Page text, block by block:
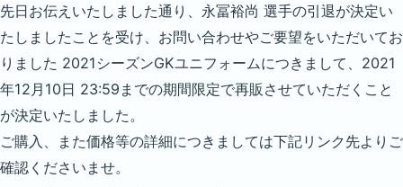
先日お伝えいたしました通り、永冨裕尚 選手の引退が決定い
たしましたことを受け、お問い合わせやご要望をいただいてお
りました 2021シーズンGKユニフォームにつきまして、2021
年12月10日 23:59までの期間限定で再販させていただくこと
が決定いたしました。
ご購入、また価格等の詳細につきましては下記リンク先よりご
確認くださいませ。